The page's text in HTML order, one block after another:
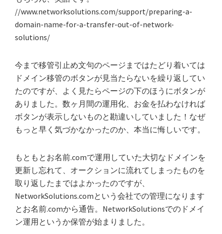
//www.networksolutions.com/support/preparing-a-
domain-name-for-a-transfer-out-of-network-
solutions/
今まで移管引止め文句のページまではたどり着いては
ドメイン移管のボタンが見当たらないを繰り返してい
たのですが、よく見たらページの下のほうにボタンが
ありました。数ヶ月間の運用化、お金を払わなければ
ボタンが表示しないものと勘違いしていました！なぜ
もっと早く気づかなかったのか、本当に悔しいです。
もともとお名前.comで運用していた大切なドメインを
更新し忘れて、オークションに流れてしまったものを
取り返したまではよかったのですが、
NetworkSolutions.comという会社での管理になります
とお名前.comから通告。NetworkSolutionsでのドメイ
ン運用というか保管が始まりました。